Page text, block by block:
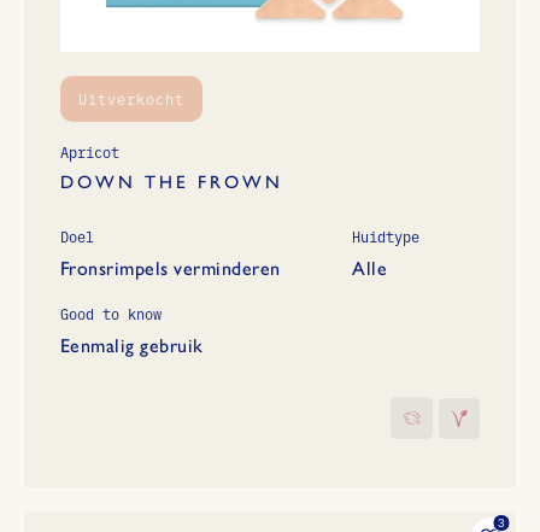
Uitverkocht
Apricot
DOWN THE FROWN
Doel
Fronsrimpels verminderen
Huidtype
Alle
Good to know
Eenmalig gebruik